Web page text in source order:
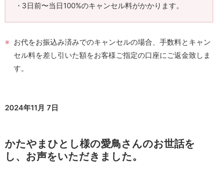
3日前〜当日100%のキャンセル料がかかります。
お代をお振込み済みでのキャンセルの場合、手数料とキャン
セル料を差し引いた額をお客様ご指定の口座にご返金致しま
す。
2024年11月 7日
かたやまひとし様の愛鳥さんのお世話を
し、お声をいただきました。